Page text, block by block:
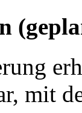
mit